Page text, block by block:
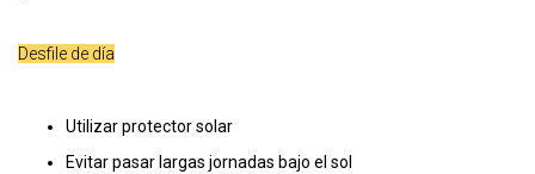
Desfile de día
Utilizar protector solar
Evitar pasar largas jornadas bajo el sol